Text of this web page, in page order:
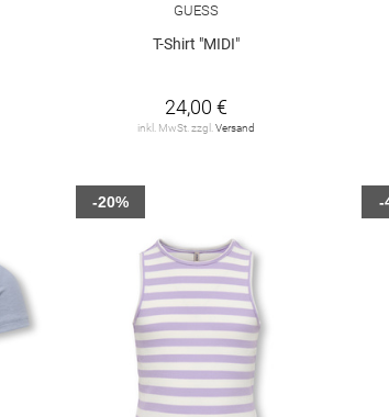
GUESS
T-Shirt "MIDI"
24,00 €
inkl. MwSt. zzgl.Versand
-20% -